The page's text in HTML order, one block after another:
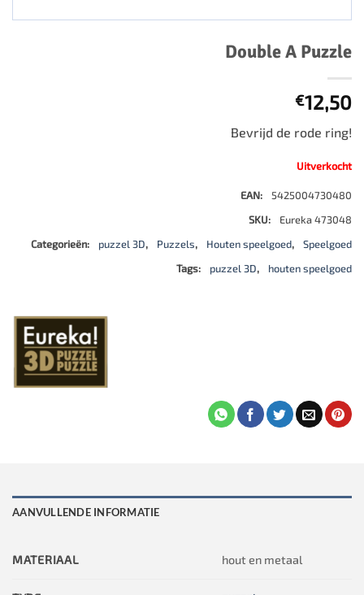
Double A Puzzle
€12,50
Bevrijd de rode ring!
Uitverkocht
EAN:
5425004730480
SKU:
Eureka 473048
Categorieën:
puzzel 3D, Puzzels, Houten speelgoed,
Speelgoed
Tags:
puzzel 3D, houten speelgoed
AANVULLENDE INFORMATIE
MATERIAAL hout en metaal